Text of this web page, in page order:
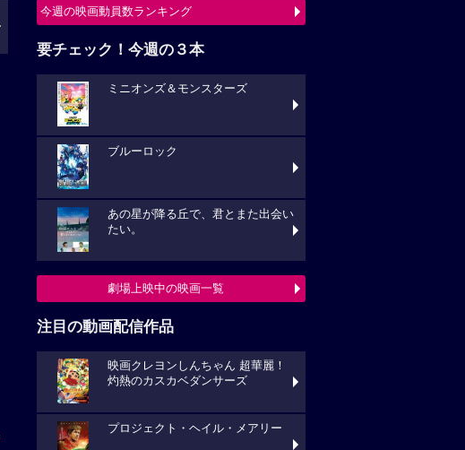
今週の映画動員数ランキング
要チェック！今週の３本
ミニオンズ＆モンスターズ
ブルーロック
あの星が降る丘で、君とまた出会い
たい。
劇場上映中の映画一覧
注目の動画配信作品
映画クレヨンしんちゃん 超華麗！
灼熱のカスカベダンサーズ
プロジェクト・ヘイル・メアリー